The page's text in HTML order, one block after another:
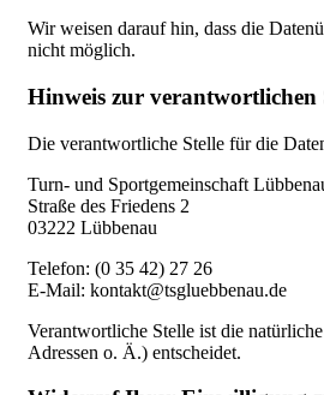
Wir weisen darauf hin, dass die
nicht möglich.
Hinweis zur verantwortlichen
Die verantwortliche Stelle für die
Turn- und Sportgemeinschaft
Straße des Friedens 2
03222 Lübbenau
Telefon: (0 35 42) 27 26
E-Mail: kontakt@tsgluebbenau.de
Verantwortliche Stelle ist die
Adressen o. Ä.) entscheidet.